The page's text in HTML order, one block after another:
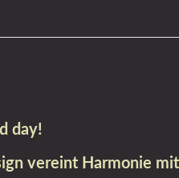
day!
vereint Harmonie